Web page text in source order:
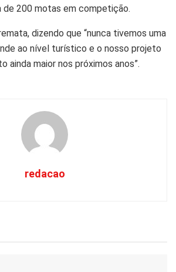
de 200 motas em competição.
dizendo que “nunca tivemos uma
ao nível turístico e o nosso projeto
ainda maior nos próximos anos”.
redacao